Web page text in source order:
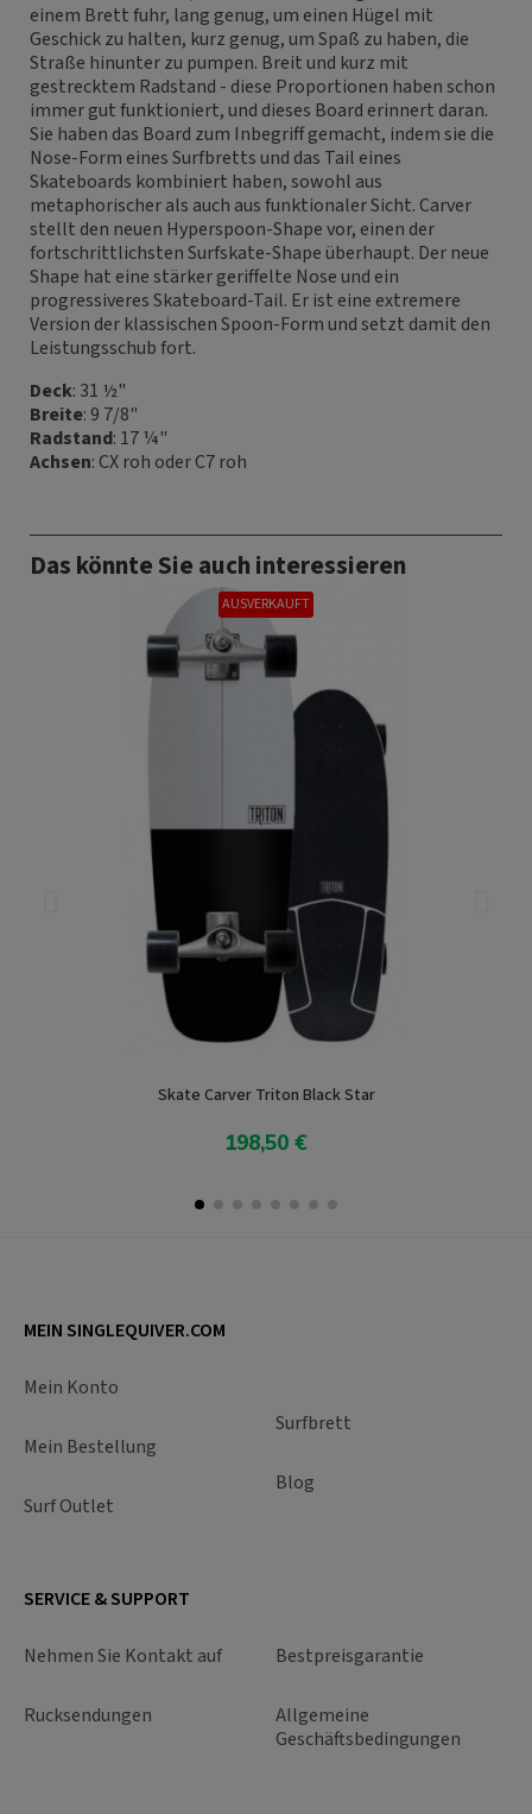
einem Brett fuhr, lang genug, um einen Hügel mit
Geschick zu halten, kurz genug, um Spaß zu haben, die
Straße hinunter zu pumpen. Breit und kurz mit
gestrecktem Radstand - diese Proportionen haben schon
immer gut funktioniert, und dieses Board erinnert daran.
Sie haben das Board zum Inbegriff gemacht, indem sie die
Nose-Form eines Surfbretts und das Tail eines
Skateboards kombiniert haben, sowohl aus
metaphorischer als auch aus funktionaler Sicht. Carver
stellt den neuen Hyperspoon-Shape vor, einen der
fortschrittlichsten Surfskate-Shape überhaupt. Der neue
Shape hat eine stärker geriffelte Nose und ein
progressiveres Skateboard-Tail. Er ist eine extremere
Version der klassischen Spoon-Form und setzt damit den
Leistungsschub fort.
Deck: 31 ½"
Breite: 9 7/8"
Radstand: 17 ¼"
Achsen: CX roh oder C7 roh
Das könnte Sie auch interessieren
AUSVERKAUFT
Skate Carver Triton Black Star
198,50 €
In den Warenkorb
MEIN SINGLEQUIVER.COM
Mein Konto
Mein Bestellung
Surf Outlet
Surfbrett
Blog
SERVICE & SUPPORT
Nehmen Sie Kontakt auf
Rucksendungen
Bestpreisgarantie
Allgemeine
Geschäftsbedingungen